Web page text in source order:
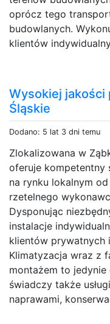
oprócz tego
budowlanych.
klientów
Wysokiej jakości
Śląskie
Dodano: 5 lat 3 dni temu
Zlokalizowana w
oferuje kompetentny
na rynku lokalnym
rzetelnego
Dysponując
instalacje
klientów prywatnych
Klimatyzacja wraz z
montażem to
świadczy także
naprawami,